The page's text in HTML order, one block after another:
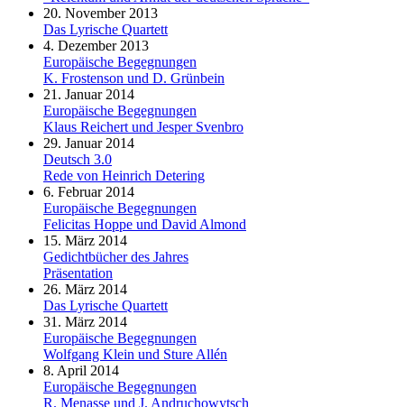
20. November 2013
Das Lyrische Quartett
4. Dezember 2013
Europäische Begegnungen
K. Frostenson und D. Grünbein
21. Januar 2014
Europäische Begegnungen
Klaus Reichert und Jesper Svenbro
29. Januar 2014
Deutsch 3.0
Rede von Heinrich Detering
6. Februar 2014
Europäische Begegnungen
Felicitas Hoppe und David Almond
15. März 2014
Gedichtbücher des Jahres
Präsentation
26. März 2014
Das Lyrische Quartett
31. März 2014
Europäische Begegnungen
Wolfgang Klein und Sture Allén
8. April 2014
Europäische Begegnungen
R. Menasse und J. Andruchowytsch